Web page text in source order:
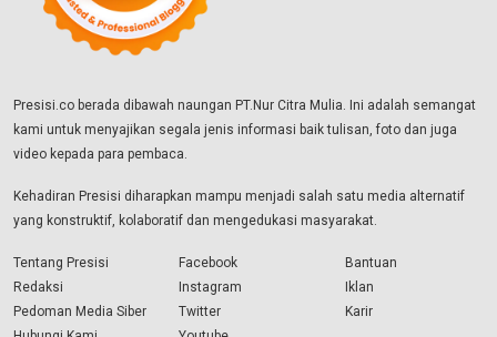
Presisi.co berada dibawah naungan PT.Nur Citra Mulia. Ini adalah semangat
kami untuk menyajikan segala jenis informasi baik tulisan, foto dan juga
video kepada para pembaca.
Kehadiran Presisi diharapkan mampu menjadi salah satu media alternatif
yang konstruktif, kolaboratif dan mengedukasi masyarakat.
Tentang Presisi
Redaksi
Pedoman Media Siber
Facebook
Instagram
Twitter
Bantuan
Iklan
Karir